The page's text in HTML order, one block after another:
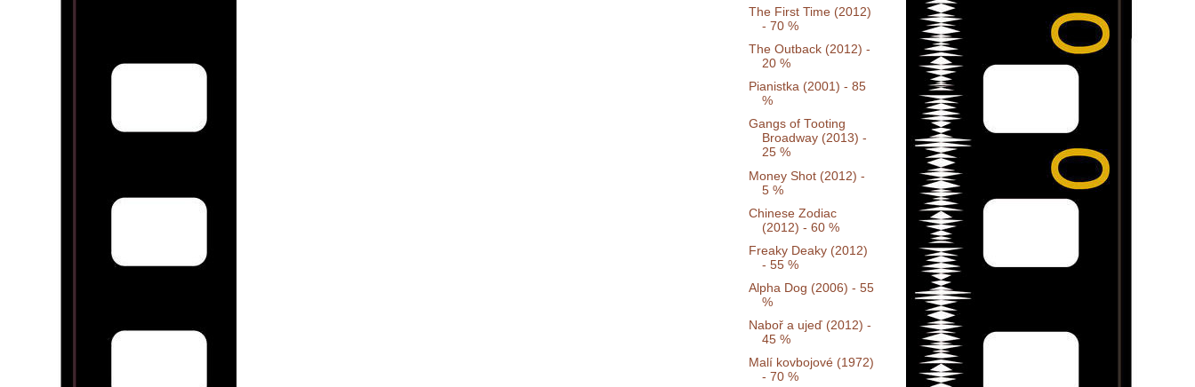
The First Time (2012)
- 70 %
The Outback (2012) -
20 %
Pianistka (2001) - 85
%
Gangs of Tooting
Broadway (2013) -
25 %
Money Shot (2012) -
5 %
Chinese Zodiac
(2012) - 60 %
Freaky Deaky (2012)
- 55 %
Alpha Dog (2006) - 55
%
Naboř a ujeď (2012) -
45 %
Malí kovbojové (1972)
- 70 %